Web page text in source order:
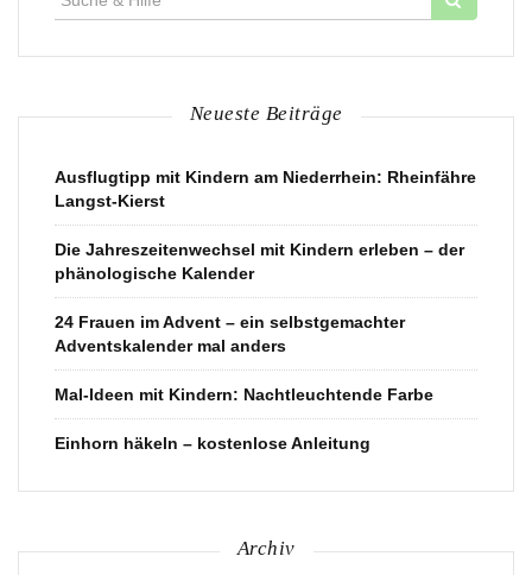
Neueste Beiträge
Ausflugtipp mit Kindern am Niederrhein: Rheinfähre
Langst-Kierst
Die Jahreszeitenwechsel mit Kindern erleben – der
phänologische Kalender
24 Frauen im Advent – ein selbstgemachter
Adventskalender mal anders
Mal-Ideen mit Kindern: Nachtleuchtende Farbe
Einhorn häkeln – kostenlose Anleitung
Archiv